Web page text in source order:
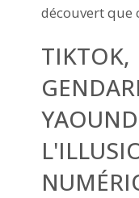
découvert que